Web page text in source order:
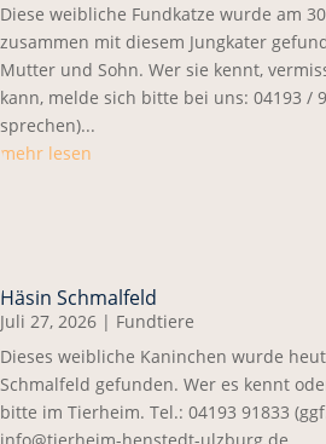
Diese weibliche Fundkatze wurde am
zusammen mit diesem Jungkater
Mutter und Sohn. Wer sie kennt,
kann, melde sich bitte bei uns: 04193 /
sprechen)...
mehr lesen
Häsin Schmalfeld
Juli 27, 2026 | Fundtiere
Dieses weibliche Kaninchen wurde
Schmalfeld gefunden. Wer es kennt
bitte im Tierheim. Tel.: 04193 91833